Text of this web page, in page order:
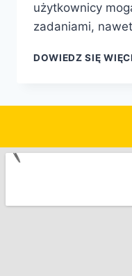
użytkownicy
zadaniami,
DOWIEDZ SIĘ